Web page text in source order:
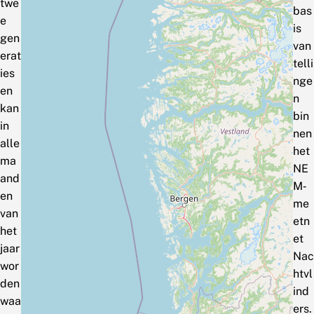
twe
e
gen
erat
ies
en
kan
in
alle
ma
and
en
van
het
jaar
wor
den
waa
bas
is
van
telli
nge
n
bin
nen
het
NE
M‑
me
etn
et
Nac
htvl
ind
ers.